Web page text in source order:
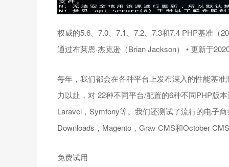
权威的5.6、7.0、7.1、7.2、7.3和7.4 PHP基准（
通过布莱恩·杰克逊（Brian Jackson） • 更新于
每年，我们都会在各种平台上发布深入的性能基
力以赴，对 22种不同平台/配置的6种不同PHP版
Laravel，Symfony等。我们还测试了流行的电子
Downloads，Magento，Grav CMS和October
免费试用